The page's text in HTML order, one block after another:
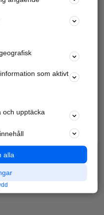
som aktivt
och upptäcka
alla